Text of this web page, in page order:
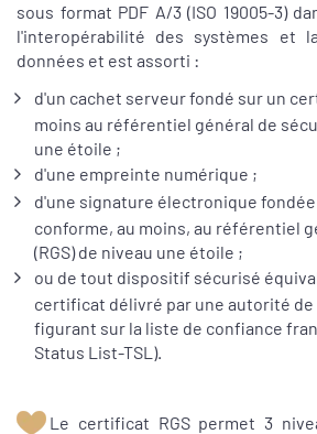
sous format PDF A/3 (ISO 19005-3)
l'interopérabilité des systèmes et
données et est assorti :
d'un cachet serveur fondé sur un
moins au référentiel général de
une étoile ;
d'une empreinte numérique ;
d'une signature électronique
conforme, au moins, au référentiel
(RGS) de niveau une étoile ;
ou de tout dispositif sécurisé
certificat délivré par une autorité
figurant sur la liste de confiance
Status List-TSL).
Le certificat RGS permet 3